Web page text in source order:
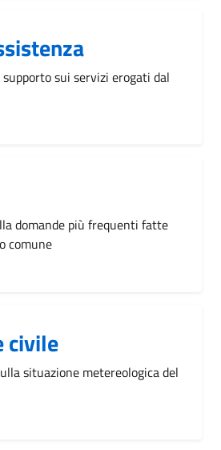
sui servizi erogati dal
domande più frequenti fatte
comune
civile
situazione metereologica del